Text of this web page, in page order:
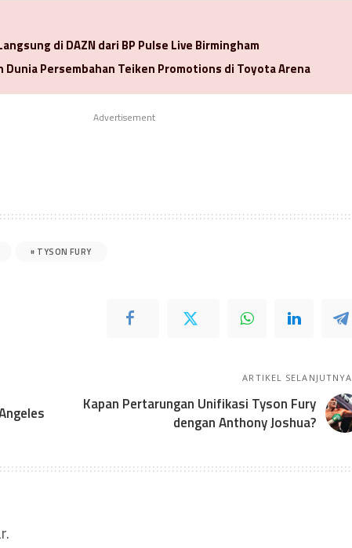
di DAZN dari BP Pulse Live Birmingham
Dunia Persembahan Teiken Promotions di Toyota Arena
Advertisement
TYSON FURY
ARTIKEL SELANJUTNYA
Kapan Pertarungan Unifikasi Tyson Fury
dengan Anthony Joshua?